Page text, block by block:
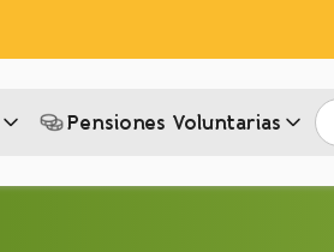
Pensiones Voluntarias‎